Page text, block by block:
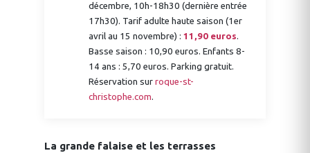
décembre, 10h-18h30 (dernière entrée
17h30). Tarif adulte haute saison (1er
avril au 15 novembre) : 11,90 euros.
Basse saison : 10,90 euros. Enfants 8-
14 ans : 5,70 euros. Parking gratuit.
Réservation sur roque-st-
christophe.com.
La grande falaise et les terrasses